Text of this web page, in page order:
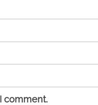
comment.